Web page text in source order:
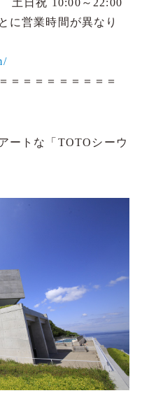
に営業時間が異なり
＝＝＝＝＝＝＝＝＝
ートな「TOTOシーウ